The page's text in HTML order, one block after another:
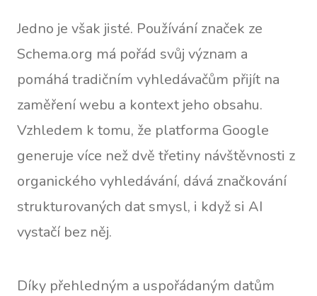
Jedno je však jisté. Používání značek ze
Schema.org má pořád svůj význam a
pomáhá tradičním vyhledávačům přijít na
zaměření webu a kontext jeho obsahu.
Vzhledem k tomu, že platforma Google
generuje více než dvě třetiny návštěvnosti z
organického vyhledávání, dává značkování
strukturovaných dat smysl, i když si AI
vystačí bez něj.
Díky přehledným a uspořádaným datům